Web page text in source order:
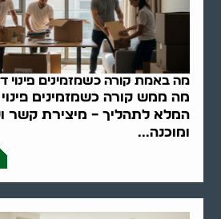
מה באמת קורה כשמזמינים פינוי
מה ממש קורה כשמזמינים
המלא לתהליך – מיצירת קשר
ומוכנה...